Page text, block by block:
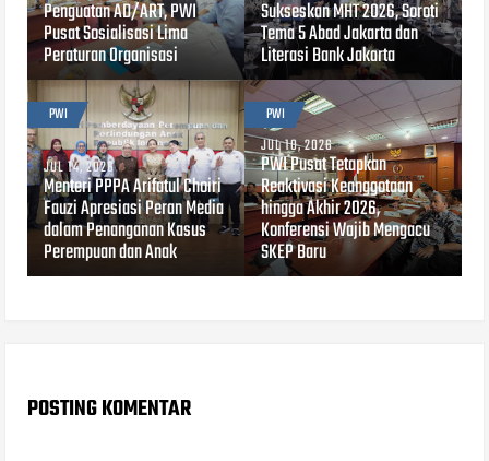
Penguatan AD/ART, PWI
Pusat Sosialisasi Lima
Peraturan Organisasi
Sukseskan MHT 2026, Soroti
Tema 5 Abad Jakarta dan
Literasi Bank Jakarta
PWI
JUL 14, 2026
Menteri PPPA Arifatul Choiri
Fauzi Apresiasi Peran Media
dalam Penanganan Kasus
Perempuan dan Anak
PWI
JUL 10, 2026
PWI Pusat Tetapkan
Reaktivasi Keanggotaan
hingga Akhir 2026,
Konferensi Wajib Mengacu
SKEP Baru
POSTING KOMENTAR